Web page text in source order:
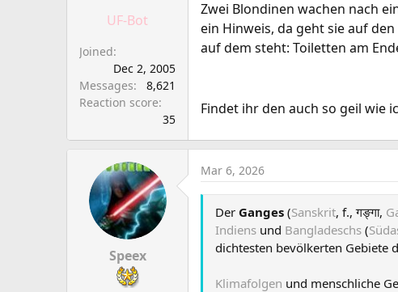
e
UF-Bot
Joined
Dec 2, 2005
Messages
8,621
Reaction score
35
Zwei Blondinen wachen nach
ein Hinweis, da geht sie auf
auf dem steht: Toiletten am
Findet ihr den auch so geil wie
Speex
Mar 6, 2026
Der Ganges (Sanskrit, f., गङ्गा,
Indiens und Bangladeschs (
dichtesten bevölkerten Gebiete
Klimafolgen und menschliche